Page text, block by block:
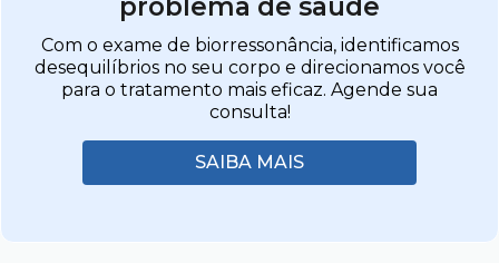
problema de saúde
Com o exame de biorressonância, identificamos
desequilíbrios no seu corpo e direcionamos você
para o tratamento mais eficaz. Agende sua
consulta!
SAIBA MAIS